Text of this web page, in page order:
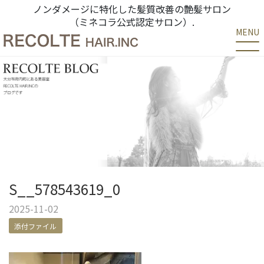
ノンダメージに特化した髪質改善の艶髪サロン
（ミネコラ公式認定サロン）.
MENU
S__578543619_0
2025-11-02
添付ファイル